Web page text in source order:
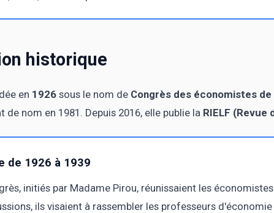
historique
en 1926 sous le nom de Congrès des économistes
de nom en 1981. Depuis 2016, elle publie la RIELF (Revue
de 1926 à 1939
initiés par Madame Pirou, réunissaient les
ils visaient à rassembler les professeurs